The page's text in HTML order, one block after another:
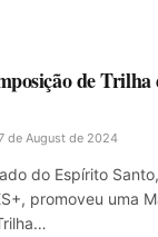
de Trilha
de August de 2024
do Espírito
promoveu uma